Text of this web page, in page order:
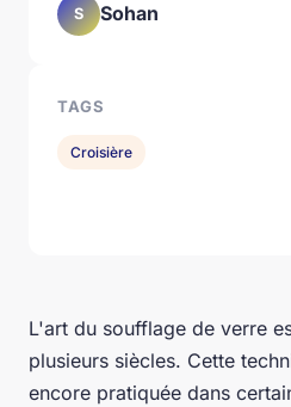
L'art du soufflage de verre
plusieurs siècles. Cette
encore pratiquée dans
S Sohan
TAGS
Croisière